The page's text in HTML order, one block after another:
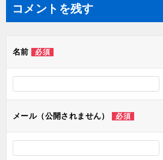
ビ
ー
シ
ン
コメントを残す
名前 必須
メール（公開されません） 必須